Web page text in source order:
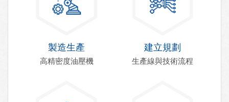
製造生產
高精密度油壓機
建立規劃
生產線與技術流程